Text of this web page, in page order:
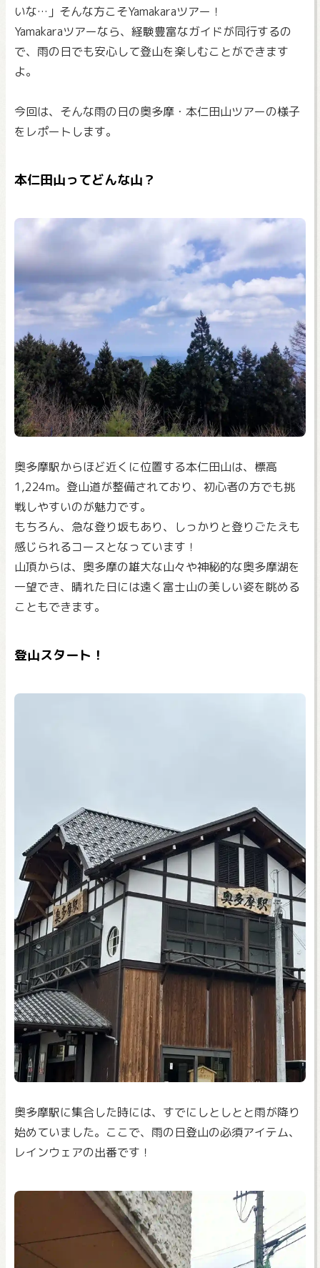
いな…」そんな方こそYamakaraツアー！
Yamakaraツアーなら、経験豊富なガイドが同行するの
で、雨の日でも安心して登山を楽しむことができます
よ。
今回は、そんな雨の日の奥多摩・本仁田山ツアーの様子
をレポートします。
本仁田山ってどんな山？
奥多摩駅からほど近くに位置する本仁田山は、標高
1,224m。登山道が整備されており、初心者の方でも挑
戦しやすいのが魅力です。
もちろん、急な登り坂もあり、しっかりと登りごたえも
感じられるコースとなっています！
山頂からは、奥多摩の雄大な山々や神秘的な奥多摩湖を
一望でき、晴れた日には遠く富士山の美しい姿を眺める
こともできます。
登山スタート！
奥多摩駅に集合した時には、すでにしとしとと雨が降り
始めていました。ここで、雨の日登山の必須アイテム、
レインウェアの出番です！